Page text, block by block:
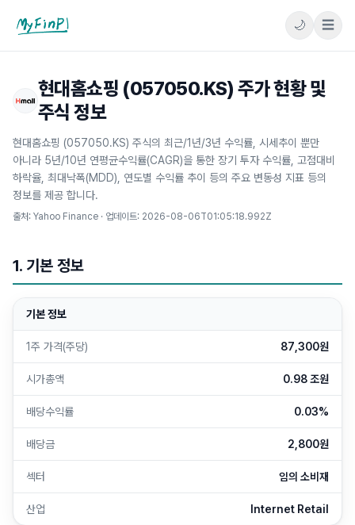
마이핀플
🌙 ☰
현대홈쇼핑 (057050.KS) 주가 현황 및
주식 정보
현대홈쇼핑 (057050.KS) 주식의 최근/1년/3년 수익률, 시세추이 뿐만
아니라 5년/10년 연평균수익률(CAGR)을 통한 장기 투자 수익률, 고점대비
하락율, 최대낙폭(MDD), 연도별 수익률 추이 등의 주요 변동성 지표 등의
정보를 제공 합니다.
출처: Yahoo Finance · 업데이트: 2026-08-06T01:05:18.992Z
1. 기본 정보
기본 정보
1주 가격(주당) 87,300원
시가총액 0.98 조원
배당수익률 0.03%
배당금 2,800원
섹터 임의 소비재
산업 Internet Retail